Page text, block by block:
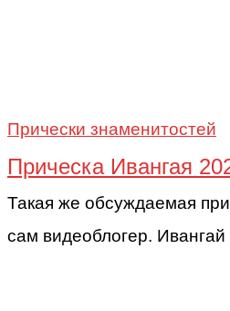
Прически знаменитостей
Прическа Ивангая
Такая же обсуждаемая
сам видеоблогер. Ивангай